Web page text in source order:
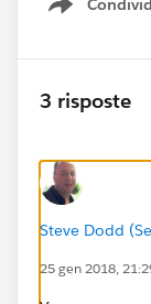
Show
3 risposte
Steve Dodd
25 gen 2018,